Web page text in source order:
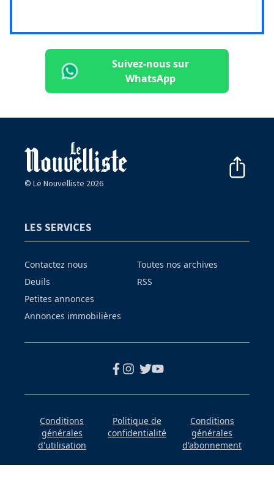
Suivez-nous sur
WhatsApp
© Le Nouvelliste 2026
LES SERVICES
Contactez nous
Deuils
Petites annonces
Annonces immobilières
Toutes nos archives
RSS
Conditions
générales
d'utilisation
Politique de
confidentialité
Conditions
générales
d'abonnement